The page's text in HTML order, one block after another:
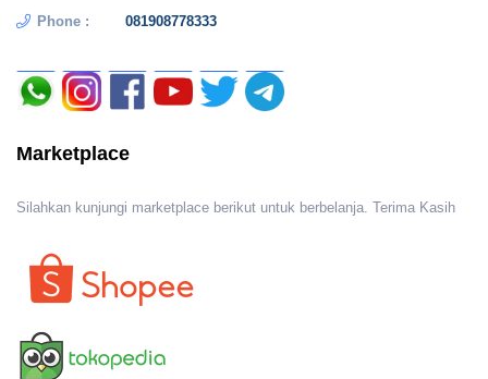
Phone : 081908778333
Marketplace
Silahkan kunjungi marketplace berikut untuk berbelanja. Terima Kasih